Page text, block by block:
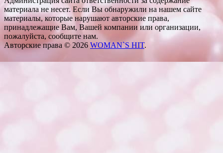
материала не несет. Если Вы обнаружили на нашем сайте
материалы, которые нарушают авторские права,
принадлежащие Вам, Вашей компании или организации,
пожалуйста, сообщите нам.
Авторские права © 2026 WOMAN`S HIT.